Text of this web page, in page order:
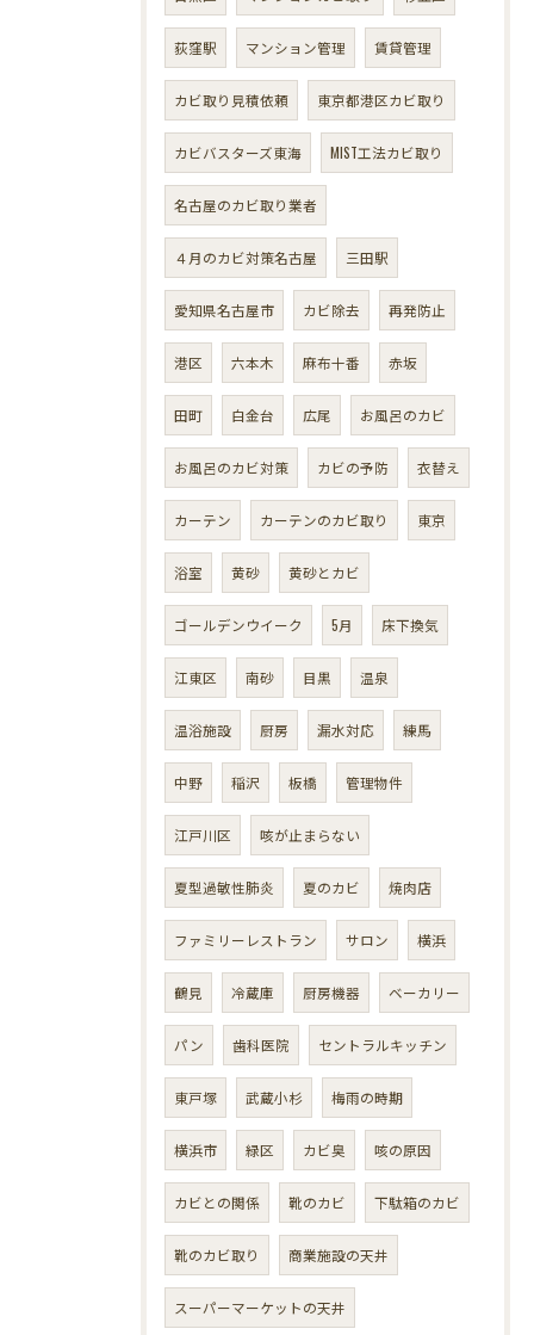
荻窪駅 マンション管理 賃貸管理
カビ取り見積依頼 東京都港区カビ取り
カビバスターズ東海 MIST工法カビ取り
名古屋のカビ取り業者
４月のカビ対策名古屋 三田駅
愛知県名古屋市 カビ除去 再発防止
港区 六本木 麻布十番 赤坂
田町 白金台 広尾 お風呂のカビ
お風呂のカビ対策 カビの予防 衣替え
カーテン カーテンのカビ取り 東京
浴室 黄砂 黄砂とカビ
ゴールデンウイーク 5月 床下換気
江東区 南砂 目黒 温泉
温浴施設 厨房 漏水対応 練馬
中野 稲沢 板橋 管理物件
江戸川区 咳が止まらない
夏型過敏性肺炎 夏のカビ 焼肉店
ファミリーレストラン サロン 横浜
鶴見 冷蔵庫 厨房機器 ベーカリー
パン 歯科医院 セントラルキッチン
東戸塚 武蔵小杉 梅雨の時期
横浜市 緑区 カビ臭 咳の原因
カビとの関係 靴のカビ 下駄箱のカビ
靴のカビ取り 商業施設の天井
スーパーマーケットの天井